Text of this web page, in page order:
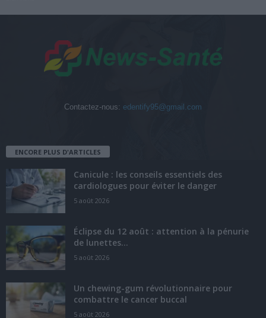
Contactez-nous: edentify95@gmail.com
ENCORE PLUS D'ARTICLES
Canicule : les conseils essentiels des
cardiologues pour éviter le danger
5 août 2026
Éclipse du 12 août : attention à la pénurie
de lunettes...
5 août 2026
Un chewing-gum révolutionnaire pour
combattre le cancer buccal
5 août 2026